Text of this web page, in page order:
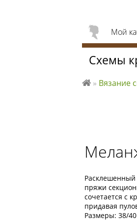
Расклешенный
пряжи
сочетается с
придавая
Размеры: 38/
Мой
Схемы
вя
ть
» Вязание